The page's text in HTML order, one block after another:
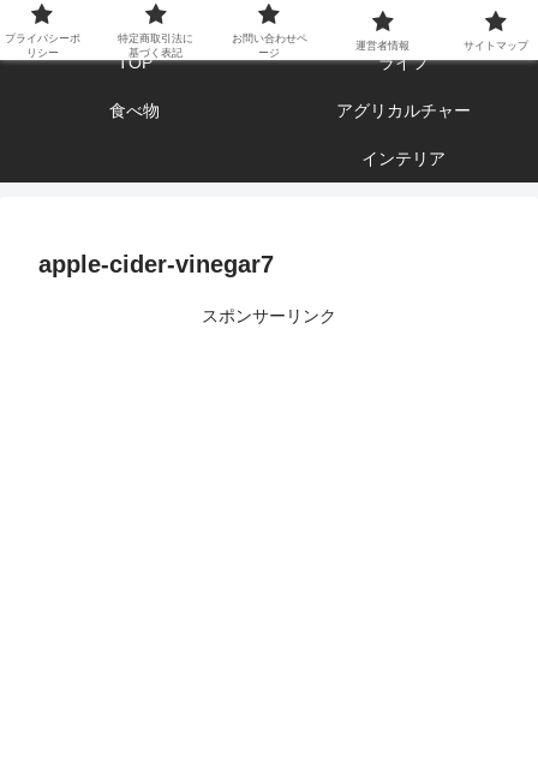
エンジョイ ブログライフ
TOP ライフ
食べ物 アグリカルチャー
インテリア
apple-cider-vinegar7
スポンサーリンク
プライバシーポ
リシー
特定商取引法に
基づく表記
お問い合わせペ
ージ
運営者情報 サイトマップ